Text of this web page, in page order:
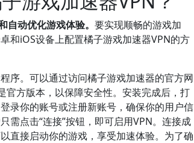
动优化游戏体验。 要实现顺畅的游戏加
和iOS设备上配置橘子游戏加速器VPN的方
序。可以通过访问橘子游戏加速器的官方网
方版本，以保障安全性。安装完成后，打
录你的账号或注册新账号，确保你的用户信
需点击“连接”按钮，即可启用VPN。连接成
直接启动你的游戏，享受加速体验。为了确